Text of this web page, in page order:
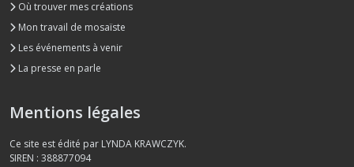
Où trouver mes créations
Mon travail de mosaïste
Les événements à venir
La presse en parle
Mentions légales
Ce site est édité par LYNDA KRAWCZYK.
SIREN : 388877094